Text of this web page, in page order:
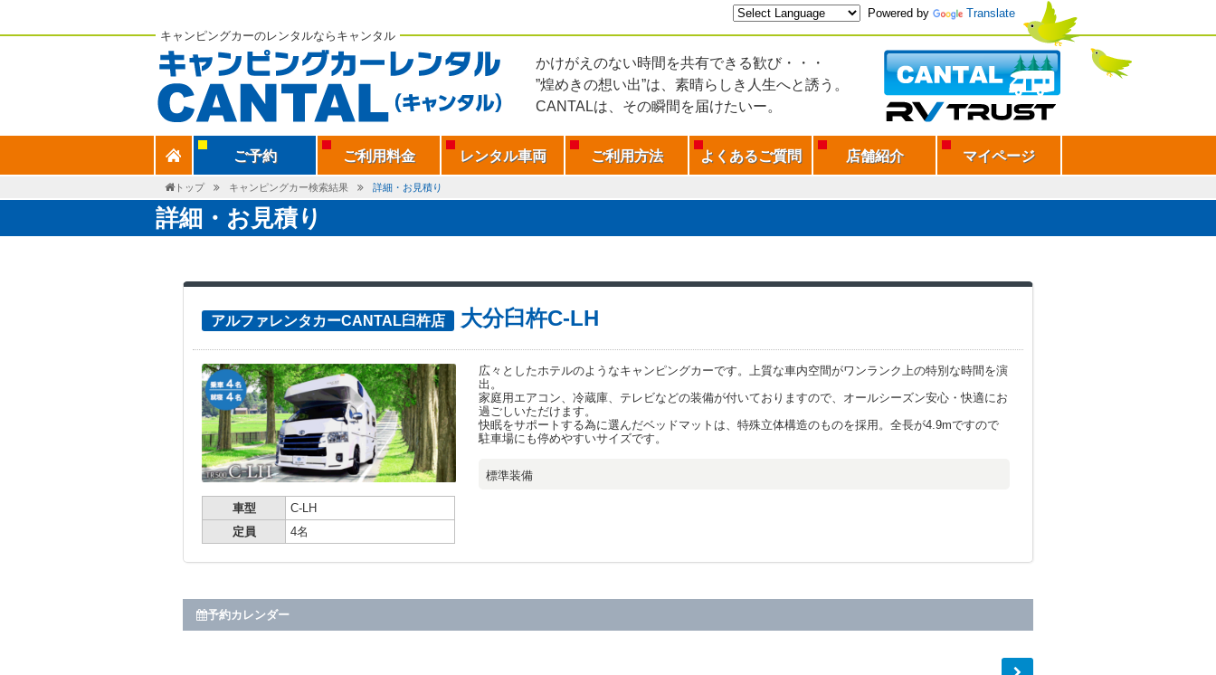
キャンピングカーのレンタルならキャンタル
かけがえのない時間を共有できる歓び・・・
”煌めきの想い出”は、素晴らしき人生へと誘う。
CANTALは、その瞬間を届けたいー。
Powered by Translate
ご予約 ご利用料金 レンタル車両 ご利用方法 よくあるご質問 店舗紹介 マイページ
トップ キャンピングカー検索結果 詳細・お見積り
詳細・お見積り
アルファレンタカーCANTAL臼杵店 大分臼杵C-LH
車型
C-LH
定員
4名
広々としたホテルのようなキャンピングカーです。上質な車内空間がワンランク上の特別な時間を演
出。
家庭用エアコン、冷蔵庫、テレビなどの装備が付いておりますので、オールシーズン安心・快適にお
過ごしいただけます。
快眠をサポートする為に選んだベッドマットは、特殊立体構造のものを採用。全長が4.9mですので
駐車場にも停めやすいサイズです。
標準装備
予約カレンダー